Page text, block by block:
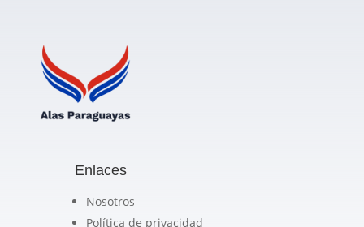
Enlaces
Nosotros
Política de privacidad